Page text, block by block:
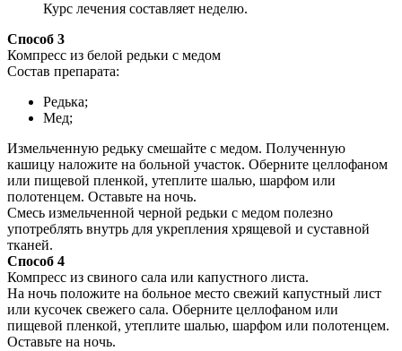
Курс лечения составляет неделю.
Способ 3
Компресс из белой редьки с медом
Состав препарата:
Редька;
Мед;
Измельченную редьку смешайте с медом. Полученную
кашицу наложите на больной участок. Оберните целлофаном
или пищевой пленкой, утеплите шалью, шарфом или
полотенцем. Оставьте на ночь.
Смесь измельченной черной редьки с медом полезно
употреблять внутрь для укрепления хрящевой и суставной
тканей.
Способ 4
Компресс из свиного сала или капустного листа.
На ночь положите на больное место свежий капустный лист
или кусочек свежего сала. Оберните целлофаном или
пищевой пленкой, утеплите шалью, шарфом или полотенцем.
Оставьте на ночь.